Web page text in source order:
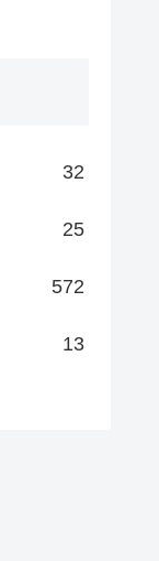
32
25
572
13